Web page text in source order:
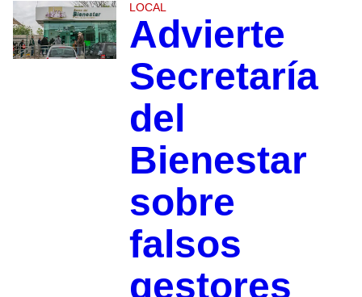
LOCAL
Advierte
Secretaría
del
Bienestar
sobre
falsos
gestores